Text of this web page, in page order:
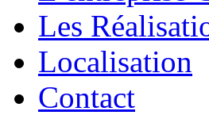
Les
Localisation
Contact